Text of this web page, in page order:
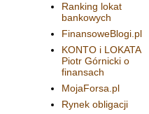
Ranking lokat
bankowych
FinansoweBlogi.pl
KONTO i LOKATA
Piotr Górnicki o
finansach
MojaForsa.pl
Rynek obligacji